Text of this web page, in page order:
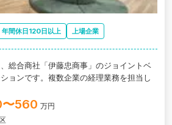
年間休日120日以上 上場企業
総合商社「伊藤忠商事」のジョイントベ
ョンです。複数企業の経理業務を担当し
560 万円